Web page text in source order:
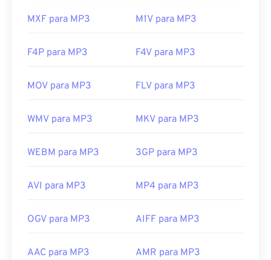
Links úteis:
https://mpeg.chiariglione.org/standards/mpeg-
MXF para MP3 M1V para MP3
F4P para MP3 F4V para MP3
MOV para MP3 FLV para MP3
WMV para MP3 MKV para MP3
WEBM para MP3 3GP para MP3
AVI para MP3 MP4 para MP3
OGV para MP3 AIFF para MP3
AAC para MP3 AMR para MP3